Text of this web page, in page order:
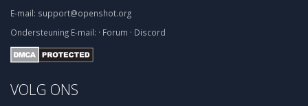
E-mail: support@openshot.org
Ondersteuning E-mail: · Forum · Discord
VOLG ONS